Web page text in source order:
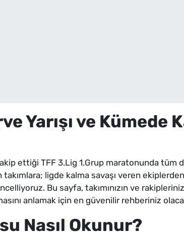
Yarışı ve Kümede
ettiği TFF 3.Lig 1.Grup maratonunda tüm
ligde kalma savaşı veren
Bu sayfa, takımınızın ve
anlamak için en güvenilir rehberiniz
Nasıl Okunur?